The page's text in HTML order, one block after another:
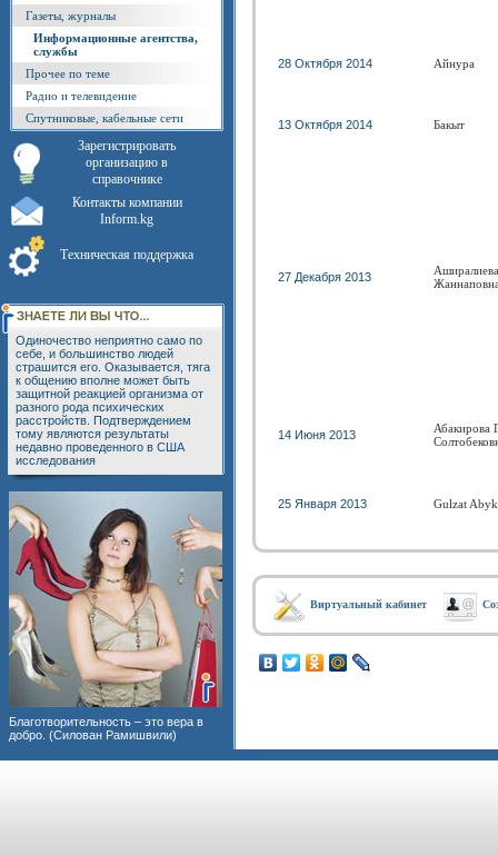
Газеты, журналы
Информационные агентства,
службы
Прочее по теме
Радио и телевидение
Спутниковые, кабельные сети
Зарегистрировать
организацию в
справочнике
Контакты компании
Inform.kg
Техническая поддержка
Одиночество неприятно само по
себе, и большинство людей
страшится его. Оказывается, тяга
к общению вполне может быть
защитной реакцией организма от
разного рода психических
расстройств. Подтверждением
тому являются результаты
недавно проведенного в США
исследования
Благотворительность – это вера в
добро. (Силован Рамишвили)
28 Октября 2014 Айнура
13 Октября 2014 Бакыт
27 Декабря 2013
14 Июня 2013
Абакирова
25 Января 2013 Gulzat
Виртуальный кабинет